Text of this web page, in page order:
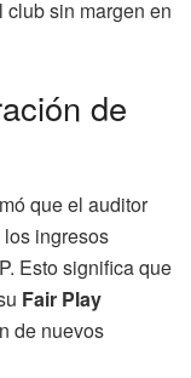
club sin margen en
de
que el auditor
ingresos
Esto significa que
Fair Play
de nuevos